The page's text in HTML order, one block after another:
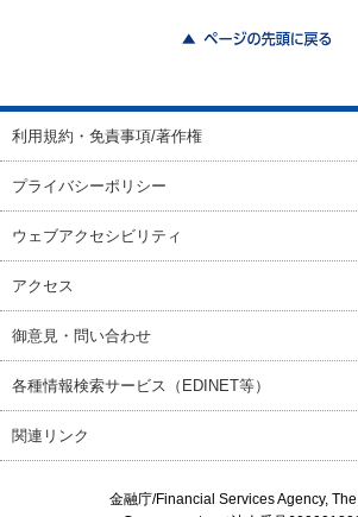
利用規約・免責事項/著作権
プライバシーポリシー
ウェブアクセシビリティ
アクセス
御意見・問い合わせ
各種情報検索サービス（EDINET等）
関連リンク
金融庁/Financial Services Agency,